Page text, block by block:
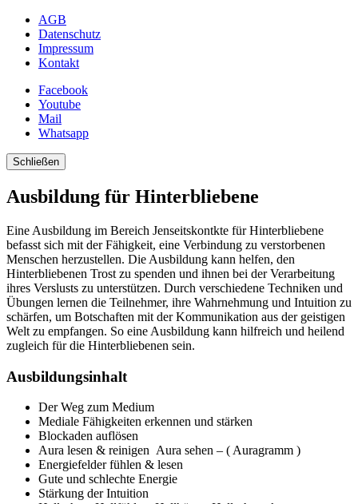
AGB
Datenschutz
Impressum
Kontakt
Facebook
Youtube
Mail
Whatsapp
Schließen
Ausbildung für Hinterbliebene
Eine Ausbildung im Bereich Jenseitskontkte für Hinterbliebene
befasst sich mit der Fähigkeit, eine Verbindung zu verstorbenen
Menschen herzustellen. Die Ausbildung kann helfen, den
Hinterbliebenen Trost zu spenden und ihnen bei der Verarbeitung
ihres Verslusts zu unterstützen. Durch verschiedene Techniken und
Übungen lernen die Teilnehmer, ihre Wahrnehmung und Intuition zu
schärfen, um Botschaften mit der Kommunikation aus der geistigen
Welt zu empfangen. So eine Ausbildung kann hilfreich und heilend
zugleich für die Hinterbliebenen sein.
Ausbildungsinhalt
Der Weg zum Medium
Mediale Fähigkeiten erkennen und stärken
Blockaden auflösen
Aura lesen & reinigen Aura sehen – ( Auragramm )
Energiefelder fühlen & lesen
Gute und schlechte Energie
Stärkung der Intuition